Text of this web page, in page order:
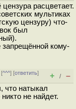
расцветает.
мультиках
цензуру) что-
был
запрещённой кому-
[^^^] [ответить]
+ / –
что натыкал
не найдет.